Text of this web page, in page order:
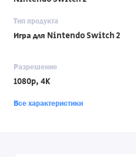
Тип продукта
Игра для Nintendo Switch 2
Разрешение
1080p, 4K
Все характеристики